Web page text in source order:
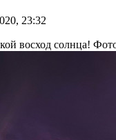
23:32
восход солнца!